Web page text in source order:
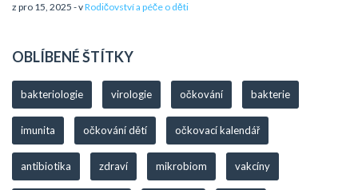
z pro 15, 2025 - vRodičovství a péče o děti
OBLÍBENÉ ŠTÍTKY
bakteriologie virologie očkování bakterie
imunita očkování dětí očkovací kalendář
antibiotika zdraví mikrobiom vakcíny